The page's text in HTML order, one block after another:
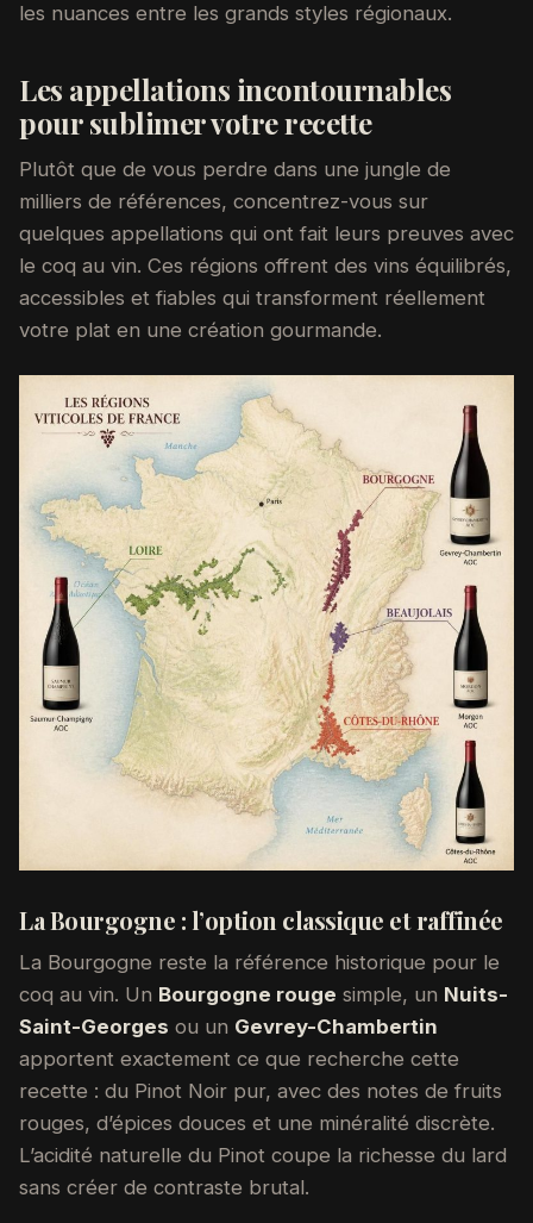
les nuances entre les grands styles régionaux.
Les appellations incontournables
pour sublimer votre recette
Plutôt que de vous perdre dans une jungle de
milliers de références, concentrez-vous sur
quelques appellations qui ont fait leurs preuves avec
le coq au vin. Ces régions offrent des vins équilibrés,
accessibles et fiables qui transforment réellement
votre plat en une création gourmande.
La Bourgogne : l’option classique et raffinée
La Bourgogne reste la référence historique pour le
coq au vin. Un Bourgogne rouge simple, un Nuits-
Saint-Georges ou un Gevrey-Chambertin
apportent exactement ce que recherche cette
recette : du Pinot Noir pur, avec des notes de fruits
rouges, d’épices douces et une minéralité discrète.
L’acidité naturelle du Pinot coupe la richesse du lard
sans créer de contraste brutal.